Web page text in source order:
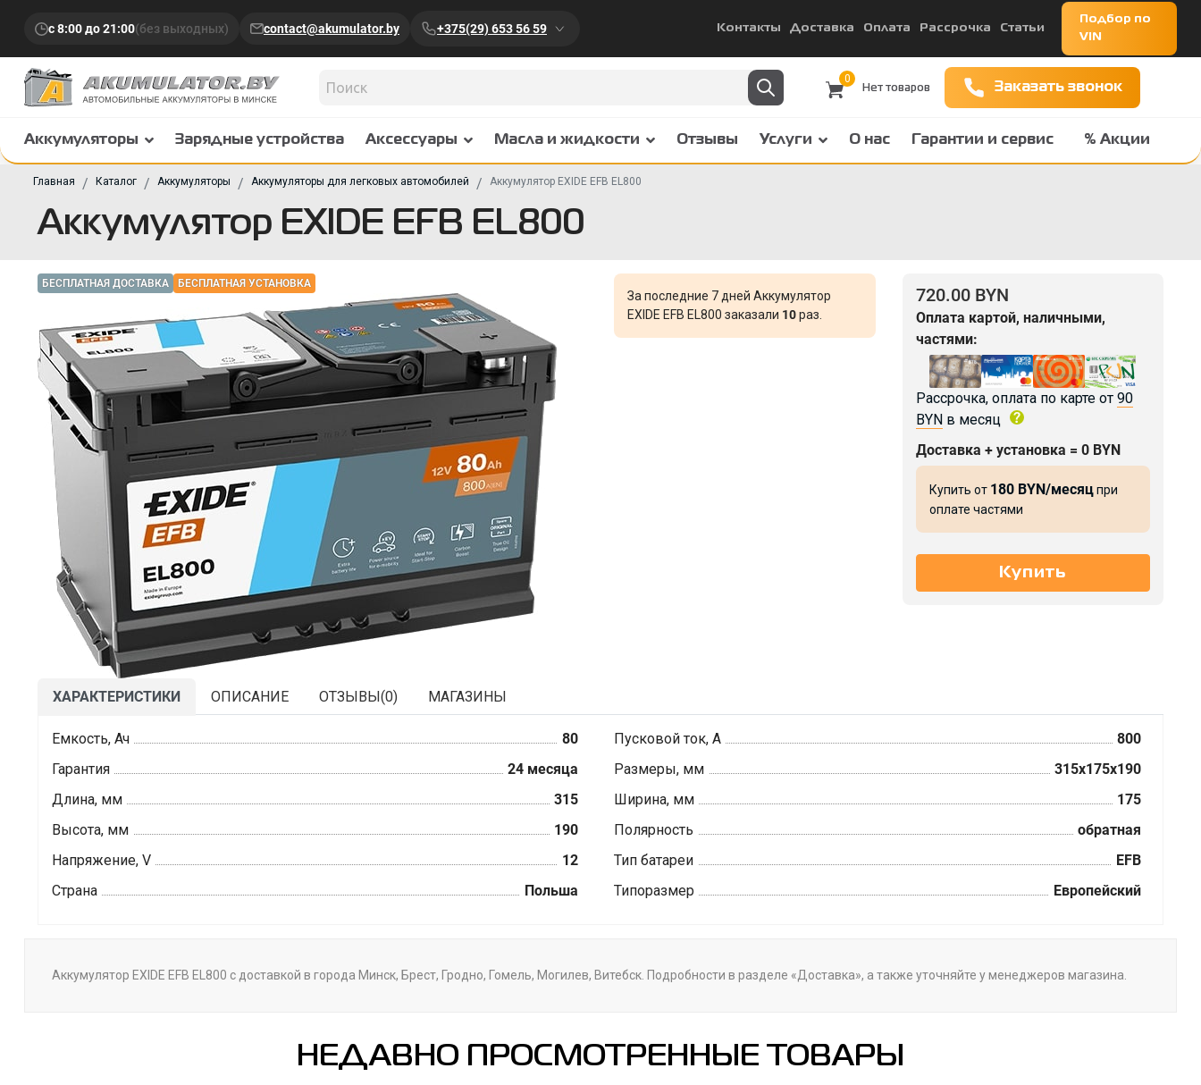
с 8:00 до 21:00(без выходных) contact@akumulator.by +375(29) 653 56 59 Контакты Доставка Оплата Рассрочка Статьи
Подбор по
VIN
0
Заказать звонок
Аккумуляторы Зарядные устройства Аксессуары Масла и жидкости Отзывы Услуги О нас Гарантии и сервис % Акции
Главная Каталог Аккумуляторы Аккумуляторы для легковых автомобилей Аккумулятор EXIDE EFB EL800
Аккумулятор EXIDE EFB EL800
БЕСПЛАТНАЯ ДОСТАВКА БЕСПЛАТНАЯ УСТАНОВКА
За последние 7 дней Аккумулятор
EXIDE EFB EL800 заказали 10раз.
720.00 BYN
Оплата картой, наличными,
частями:
Рассрочка, оплата по карте от 90
BYNв месяц
Доставка + установка = 0 BYN
Купить от 180 BYN/месяцпри
оплате частями
ХАРАКТЕРИСТИКИ ОПИСАНИЕ ОТЗЫВЫ(0) МАГАЗИНЫ
Емкость, Ач 80 Пусковой ток, А
800
Гарантия
24 месяца Размеры, мм
315x175x190
Длина, мм
315 Ширина, мм
175
Высота, мм
190 Полярность
обратная
Напряжение, V
12 Тип батареи
EFB
Страна
Польша Типоразмер Европейский
Аккумулятор EXIDE EFB EL800 с доставкой в города Минск, Брест, Гродно, Гомель, Могилев, Витебск. Подробности в разделе «Доставка», а также уточняйте у менеджеров магазина.
НЕДАВНО ПРОСМОТРЕННЫЕ ТОВАРЫ